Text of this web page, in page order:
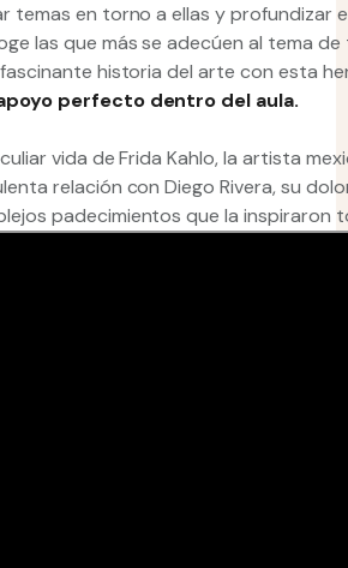
temas en torno a ellas y profundizar
las que más se adecúen al tema
historia del arte con esta
perfecto dentro del aula.
vida de Frida Kahlo, la artista
relación con Diego Rivera, su
padecimientos que la inspiraron